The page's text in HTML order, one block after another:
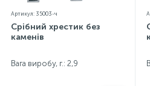
Артикул: 35003-ч
Срібний хрестик без
каменів
Вага виробу, г.: 2,9